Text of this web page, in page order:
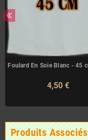
Foulard En Soie Blanc - 45
4,50 €
Produits